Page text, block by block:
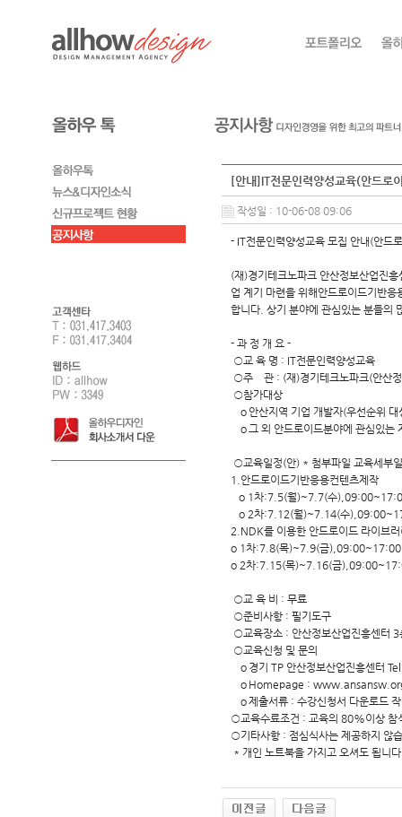
[안내]IT전문인력양성교육(안드로
작성일 : 10-06-08 09:06
- IT전문인력양성교육 모집 안내(안드
(재)경기테크노파크 안산정보산업진
업 계기 마련을 위해안드로이드기반
합니다. 상기 분야에 관심있는 분들의
- 과 정 개 요 -
○교 육 명 : IT전문인력양성교육
○주 관 : (재)경기테크노파크(안산정
○참가대상
ｏ안산지역 기업 개발자(우선순위
ｏ그 외 안드로이드분야에 관심있는
○교육일정(안) * 첨부파일 교육세부
1.안드로이드기반응용컨텐츠제작
o 1차:7.5(월)~7.7(수
o 2차:7.12(월)~7.14(수
2.NDK를 이용한 안드로이드 라이브러
o 1차:7.8(목)~7.9(금
o 2차:7.15(목)~7.16(금
○교 육 비 : 무료
○준비사항 : 필기도구
○교육장소 : 안산정보산업진흥센터
○교육신청 및 문의
ｏ경기 TP 안산정보산업진흥센터
ｏHomepage :
ｏ제출서류 : 수강신청서 다운로드
○교육수료조건 : 교육의 80%이상 참
○기타사항 : 점심식사는 제공하지 않
* 개인 노트북을 가지고 오셔도 됩니